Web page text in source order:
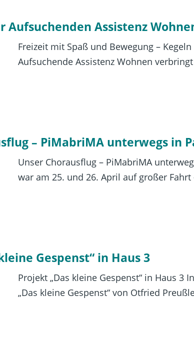
Aufsuchenden Assistenz
Freizeit mit Spaß und Bewegung –
Aufsuchende Assistenz Wohnen
– PiMabriMA unterwegs in
Unser Chorausflug – PiMabriMA
war am 25. und 26. April auf großer
Gespenst“ in Haus 3
Projekt „Das kleine Gespenst“ in Haus
„Das kleine Gespenst“ von Otfried